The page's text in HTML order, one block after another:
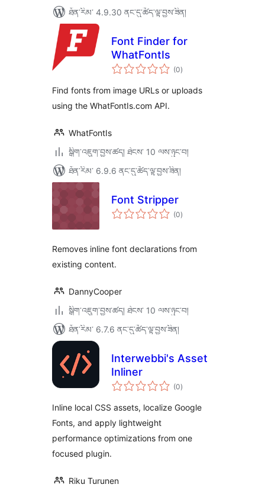
ཐོན་རིམ་ 4.9.30 ནང་དུ་ཚོད་ལྟ་བྱས་ཟིན།
Font Finder for
WhatFontIs
(0གདེང་
འཇོག་
ཚང་།
)
Find fonts from image URLs or uploads
using the WhatFontIs.com API.
WhatFontIs
སྒྲིག་འཇུག་བྱས་ཚད། ཐེངས་ 10 ལས་ཉུང་བ།
ཐོན་རིམ་ 6.9.6 ནང་དུ་ཚོད་ལྟ་བྱས་ཟིན།
Font Stripper
(0གདེང་
འཇོག་
)
Removes inline font declarations from
existing content.
DannyCooper
སྒྲིག་འཇུག་བྱས་ཚད། ཐེངས་ 10 ལས་ཉུང་བ།
ཐོན་རིམ་ 6.7.6 ནང་དུ་ཚོད་ལྟ་བྱས་ཟིན།
Interwebbi's Asset
Inliner
(0གདེང་
འཇོག་
ཚང་།
)
Inline local CSS assets, localize Google
Fonts, and apply lightweight
performance optimizations from one
focused plugin.
Riku Turunen